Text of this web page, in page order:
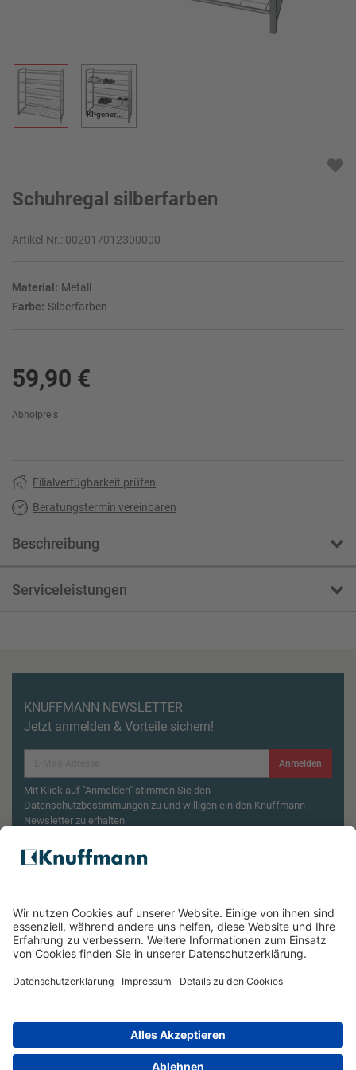
KI-generiert
Schuhregal silberfarben
Artikel-Nr.: 002017012300000
Material: Metall
Farbe: Silberfarben
59,90 €
Abholpreis
Filialverfügbarkeit prüfen
Beratungstermin vereinbaren
Beschreibung
Serviceleistungen
KNUFFMANN NEWSLETTER
Jetzt anmelden & Vorteile sichern!
Anmelden
Mit Klick auf "Anmelden" stimmen Sie den
Datenschutzbestimmungen zu und willigen ein den Knuffmann
Newsletter zu erhalten.
Aktionsbedingungen¹
Wasserkocher